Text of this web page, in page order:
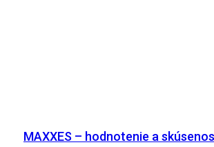
MAXXES – hodnotenie a